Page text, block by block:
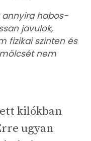
annyira habos-
javulok,
fizikai szinten és
nem
kilókban
ugyan